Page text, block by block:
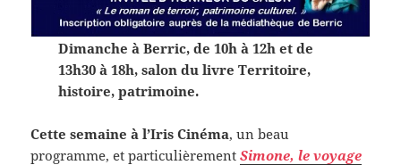
Dimanche à Berric, de 10h à 12h et de
13h30 à 18h, salon du livre Territoire,
histoire, patrimoine.
Cette semaine à l’Iris Cinéma, un beau
programme, et particulièrementSimone, le voyage